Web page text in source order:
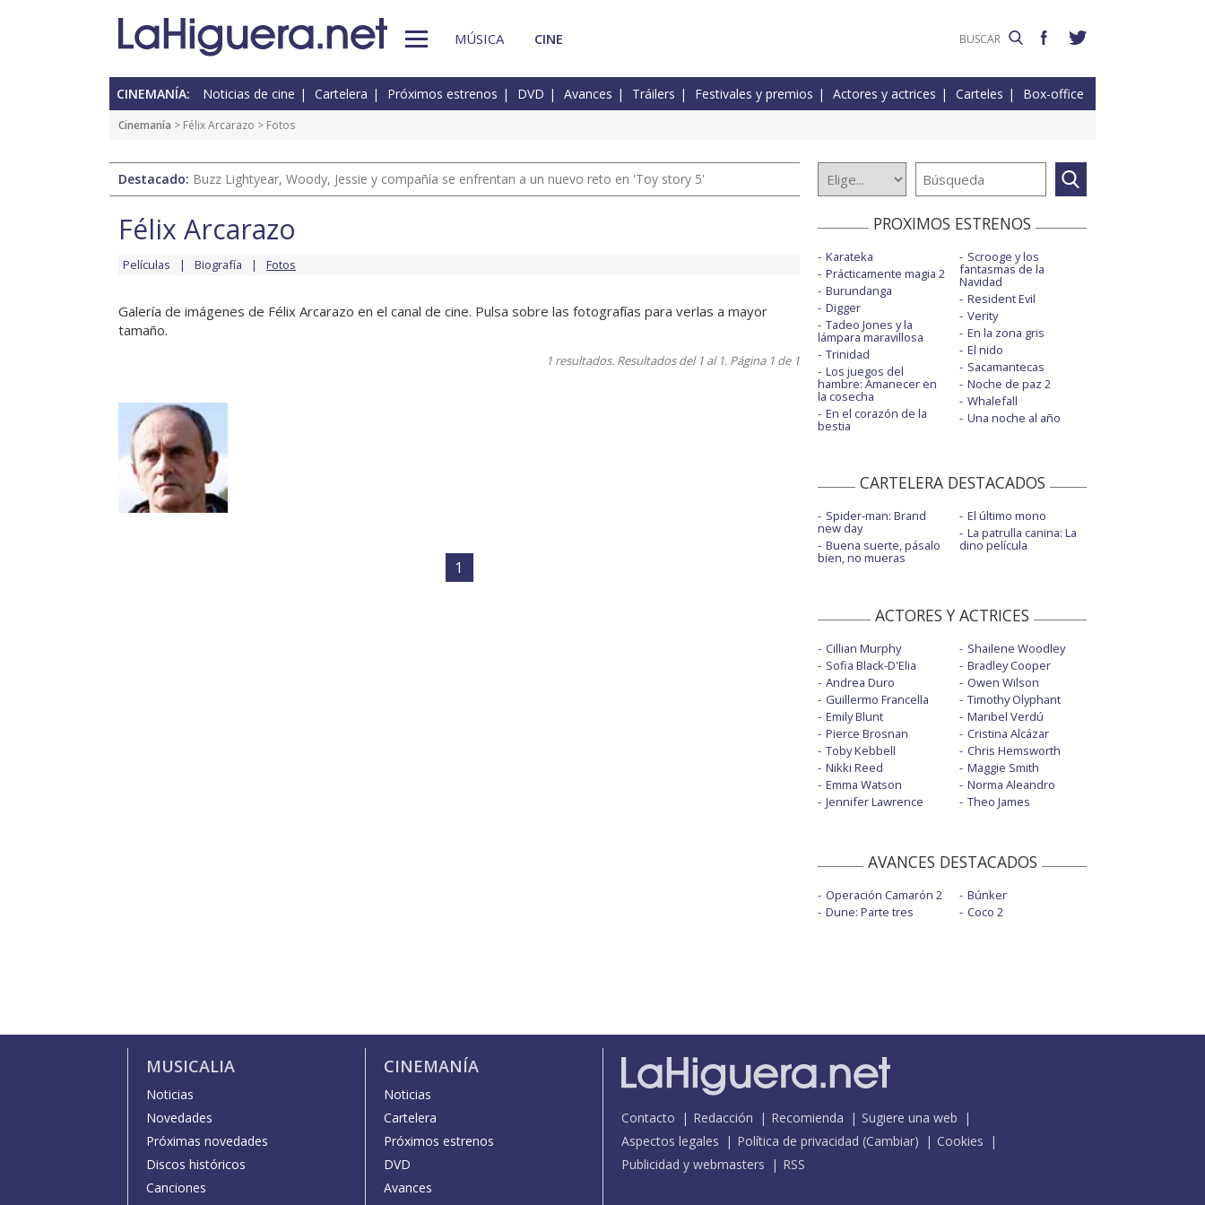
MÚSICA CINE
CINEMANÍA: Noticias de cine Cartelera Próximos estrenos DVD Avances Tráilers Festivales y premios Actores y actrices Carteles Box-office
Cinemanía > Félix Arcarazo > Fotos
Destacado: Buzz Lightyear, Woody, Jessie y compañía se enfrentan a un nuevo reto en 'Toy story 5'
Félix Arcarazo
Películas Biografía Fotos
Galería de imágenes de Félix Arcarazo en el canal de cine. Pulsa sobre las fotografías para verlas a mayor
tamaño.
1 resultados. Resultados del 1 al 1. Página 1 de 1
1
PROXIMOS ESTRENOS
Karateka
Prácticamente magia 2
Burundanga
Digger
Tadeo Jones y la
lámpara maravillosa
Trinidad
Los juegos del
hambre: Amanecer en
la cosecha
En el corazón de la
bestia
Scrooge y los
fantasmas de la
Navidad
Resident Evil
Verity
En la zona gris
El nido
Sacamantecas
Noche de paz 2
Whalefall
Una noche al año
CARTELERA DESTACADOS
Spider-man: Brand
new day
Buena suerte, pásalo
bien, no mueras
El último mono
La patrulla canina: La
dino película
ACTORES Y ACTRICES
Cillian Murphy
Sofia Black-D'Elia
Andrea Duro
Guillermo Francella
Emily Blunt
Pierce Brosnan
Toby Kebbell
Nikki Reed
Emma Watson
Jennifer Lawrence
Shailene Woodley
Bradley Cooper
Owen Wilson
Timothy Olyphant
Maribel Verdú
Cristina Alcázar
Chris Hemsworth
Maggie Smith
Norma Aleandro
Theo James
AVANCES DESTACADOS
Operación Camarón 2
Dune: Parte tres
Búnker
Coco 2
MUSICALIA
Noticias
Novedades
Próximas novedades
Discos históricos
Canciones
CINEMANÍA
Noticias
Cartelera
Próximos estrenos
DVD
Avances
Contacto Redacción Recomienda
Sugiere una web
Aspectos legales
Política de privacidad (Cambiar)
Cookies
Publicidad y webmasters
RSS